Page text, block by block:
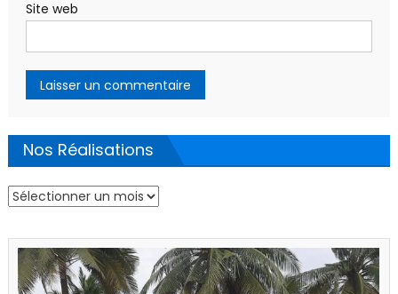
Site web
Nos Réalisations
Nos